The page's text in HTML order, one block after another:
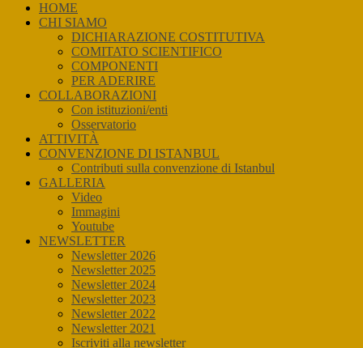
HOME
CHI SIAMO
DICHIARAZIONE COSTITUTIVA
COMITATO SCIENTIFICO
COMPONENTI
PER ADERIRE
COLLABORAZIONI
Con istituzioni/enti
Osservatorio
ATTIVITÀ
CONVENZIONE DI ISTANBUL
Contributi sulla convenzione di Istanbul
GALLERIA
Video
Immagini
Youtube
NEWSLETTER
Newsletter 2026
Newsletter 2025
Newsletter 2024
Newsletter 2023
Newsletter 2022
Newsletter 2021
Iscriviti alla newsletter